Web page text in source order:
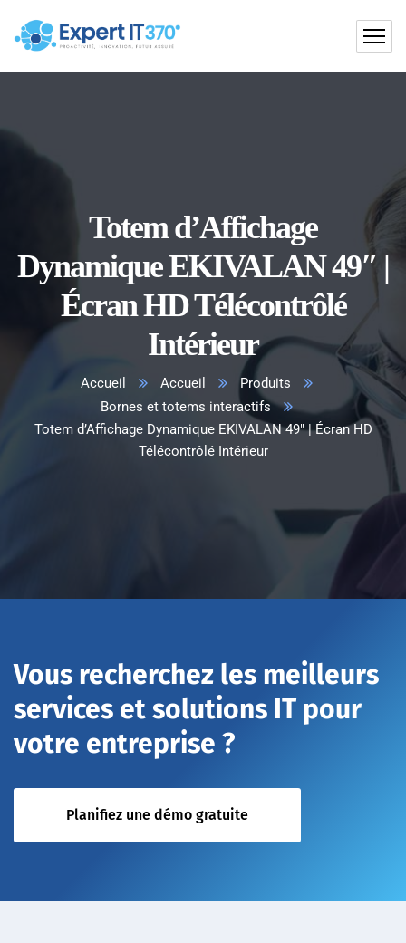
Totem d’Affichage
Dynamique EKIVALAN 49″ |
Écran HD Télécontrôlé
Intérieur
Accueil Accueil
Produits
Bornes et totems interactifs
Totem d’Affichage Dynamique EKIVALAN 49″ | Écran HD
Télécontrôlé Intérieur
Vous recherchez les meilleurs
services et solutions IT pour
votre entreprise ?
Planifiez une démo gratuite